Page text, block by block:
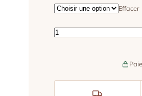
Effacer
quantité de Pantalon